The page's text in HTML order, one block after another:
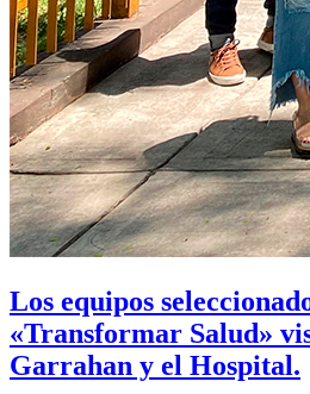
Los equipos
«Transformar Salud»
Garrahan y el Hospital.